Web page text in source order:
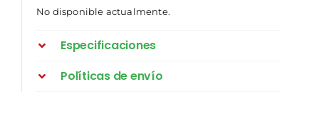
No disponible actualmente.
Especificaciones
Políticas de envío